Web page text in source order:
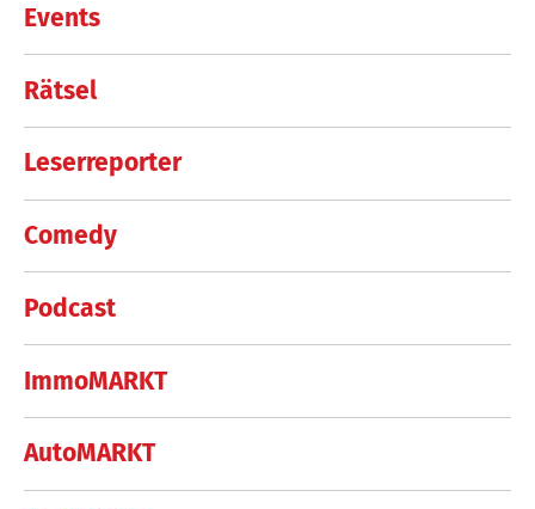
Events
Rätsel
Leserreporter
Comedy
Podcast
ImmoMARKT
AutoMARKT